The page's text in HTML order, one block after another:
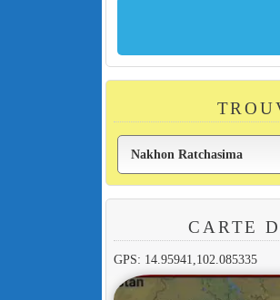
CARTE
GPS: 14.95941,102.085335